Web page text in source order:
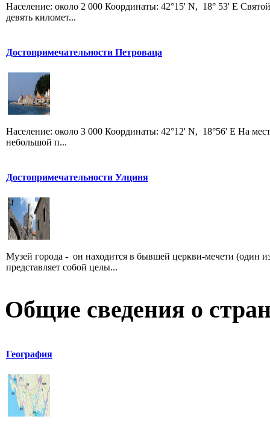
Население: около 2 000 Координаты: 42°15' N, 18° 53' E
девять километ...
Достопримечательности Петроваца
Население: около 3 000 Координаты: 42°12' N, 18°56' E На
небольшой п...
Достопримечательности Улциня
Музей города - он находится в бывшей церкви-мечети (один
представляет собой целы...
Общие сведения о
География